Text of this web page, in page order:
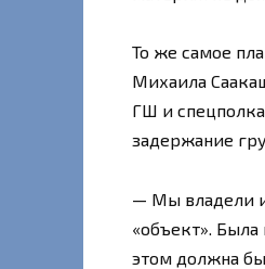
То же самое
Михаила
ГШ и
задержание
— Мы владели
«объект». Была
этом должна